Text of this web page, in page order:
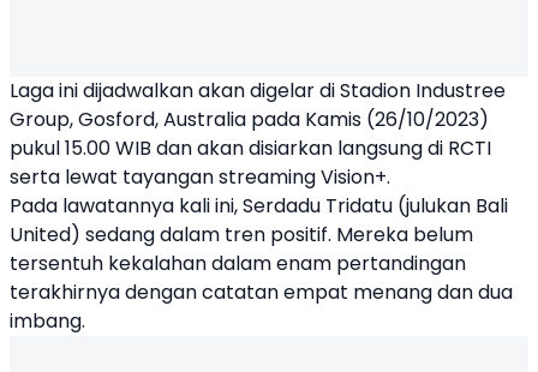
Laga ini dijadwalkan akan digelar di Stadion Industree
Group, Gosford, Australia pada Kamis (26/10/2023)
pukul 15.00 WIB dan akan disiarkan langsung di RCTI
serta lewat tayangan streaming Vision+.
Pada lawatannya kali ini, Serdadu Tridatu (julukan Bali
United) sedang dalam tren positif. Mereka belum
tersentuh kekalahan dalam enam pertandingan
terakhirnya dengan catatan empat menang dan dua
imbang.